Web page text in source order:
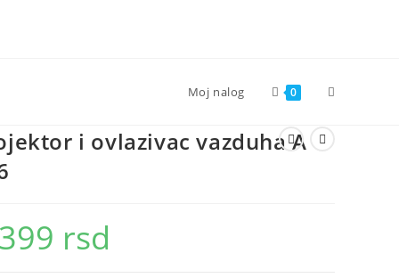
Moj nalog 0 Toggle
i ovlazivac vazduha A
rsd